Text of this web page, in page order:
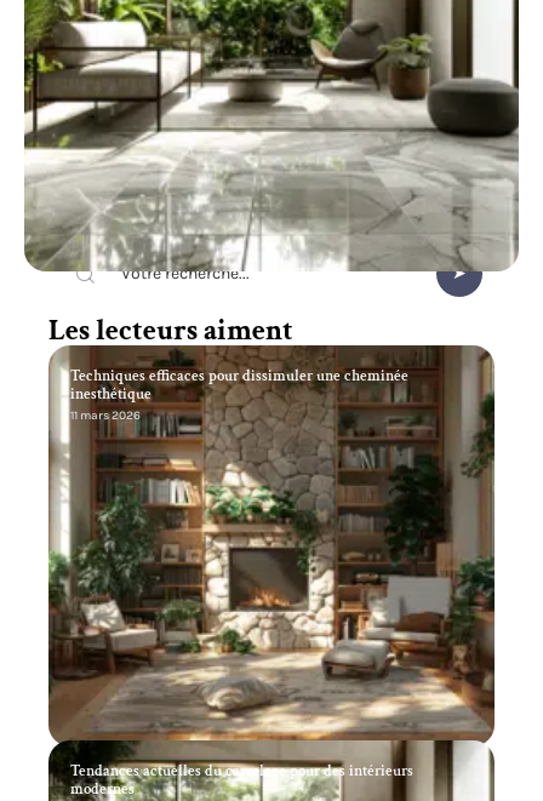
Recherche
Les lecteurs aiment
Techniques efficaces pour dissimuler une cheminée
inesthétique
11 mars 2026
Tendances actuelles du carrelage pour des intérieurs
modernes